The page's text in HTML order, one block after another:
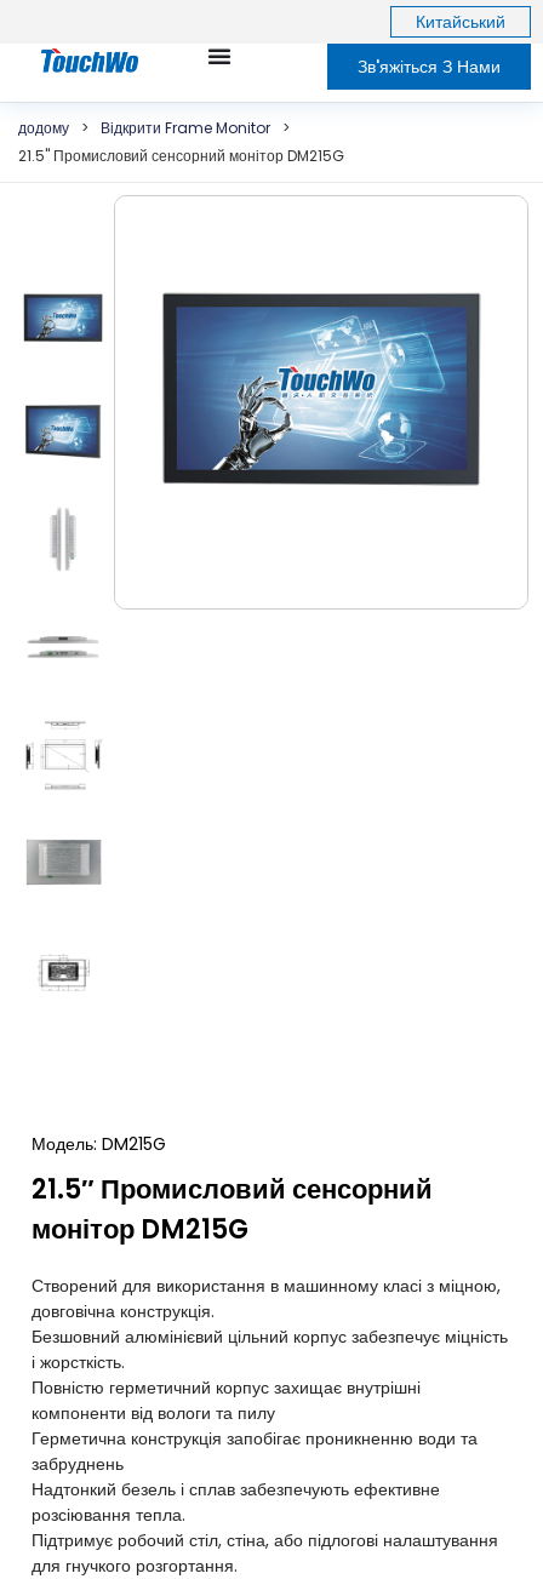
Китайський
Зв'яжіться З Нами
додому > Відкрити Frame Monitor
>
21.5" Промисловий сенсорний монітор DM215G
Модель: DM215G
21.5″ Промисловий сенсорний
монітор DM215G
Створений для використання в машинному класі з міцною,
довговічна конструкція.
Безшовний алюмінієвий цільний корпус забезпечує міцність
і жорсткість.
Повністю герметичний корпус захищає внутрішні
компоненти від вологи та пилу
Герметична конструкція запобігає проникненню води та
забруднень
Надтонкий безель і сплав забезпечують ефективне
розсіювання тепла.
Підтримує робочий стіл, стіна, або підлогові налаштування
для гнучкого розгортання.